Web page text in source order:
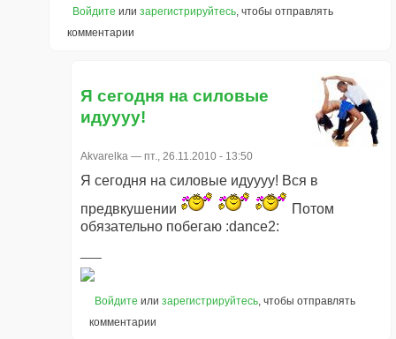
Войдите или зарегистрируйтесь, чтобы отправлять
комментарии
Я сегодня на силовые
идуууу!
Akvarelka — пт., 26.11.2010 - 13:50
Я сегодня на силовые идуууу! Вся в
предвкушении
Потом
обязательно побегаю :dance2:
Войдите или зарегистрируйтесь, чтобы отправлять
комментарии